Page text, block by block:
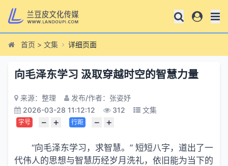
首页 > 文集 详细页面
向毛泽东学习 汲取穿越时空的智慧力量
来源：整理
发布/作者：张姿妤
2026-03-28 11:12:12
312 文集
字号 − + 行距 − +
“向毛泽东学习，求智慧。” 短短八字，道出了一
代伟人的思想与智慧历经岁月洗礼，依旧能为当下的